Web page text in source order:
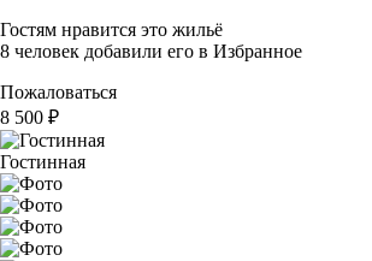
Гостям нравится это жильё
8 человек добавили его в Избранное
Пожаловаться
8 500 ₽
Гостинная